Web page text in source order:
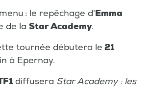
: le repêchage d'Emma
de la Star Academy.
tournée débutera le 21
à Epernay.
diffusera Star Academy : les